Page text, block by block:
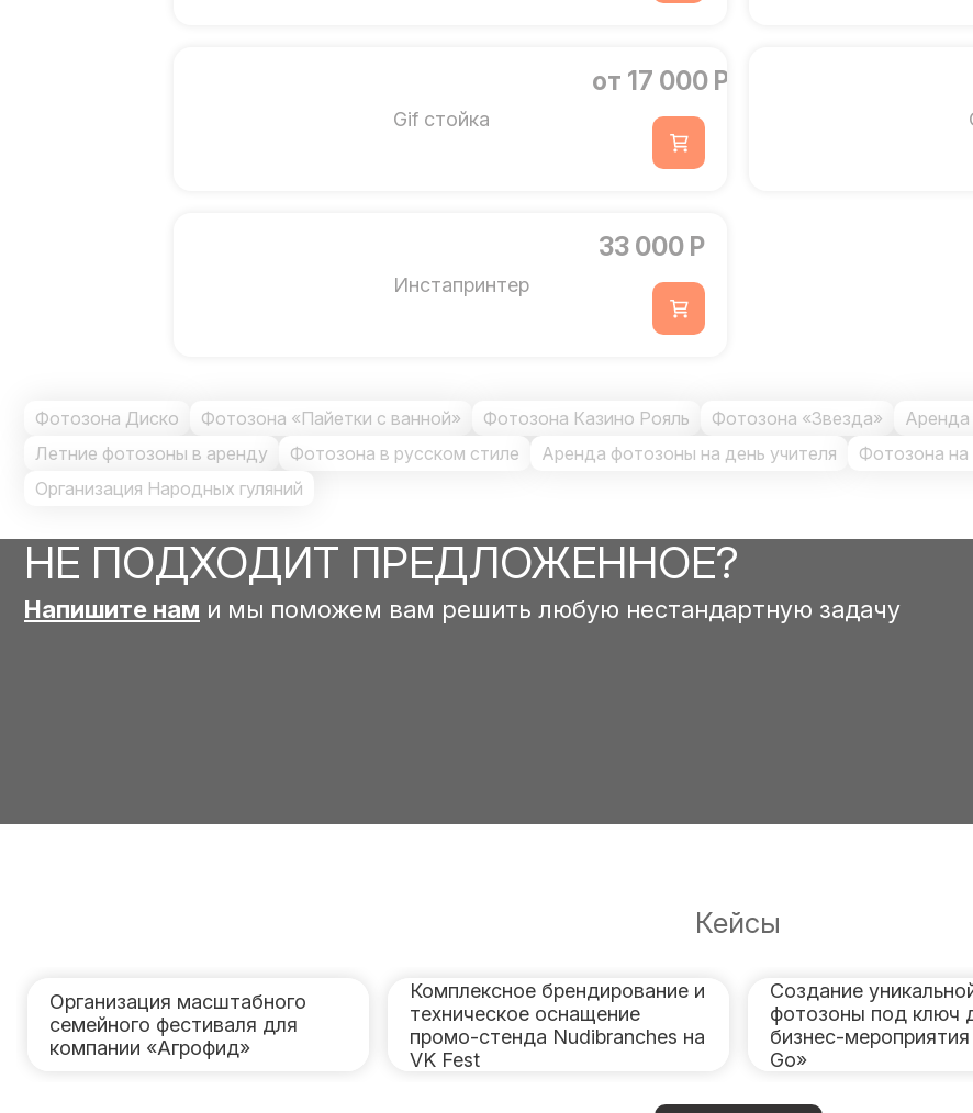
Gif стойка
от 17 000 Р
Инстапринтер
33 000 Р
Фотозона Диско Фотозона «Пайетки с ванной» Фотозона Казино Рояль Фотозона «Звезда»
Летние фотозоны в аренду
Фотозона в русском стиле Аренда фотозоны на день учителя Фотозона
Организация Народных гуляний
НЕ ПОДХОДИТ ПРЕДЛОЖЕННОЕ?
Напишите нам и мы поможем вам решить любую нестандартную задачу
Кейсы
Организация масштабного
семейного фестиваля для
компании «Агрофид»
Комплексное брендирование и
техническое оснащение
промо-стенда Nudibranches на
VK Fest
Создание
фотозоны под ключ
бизнес-
Go»